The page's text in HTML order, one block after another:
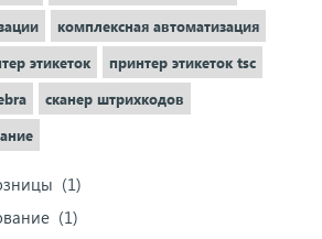
комплексная автоматизация
этикеток
принтер этикеток tsc
сканер штрихкодов
(1)
(1)